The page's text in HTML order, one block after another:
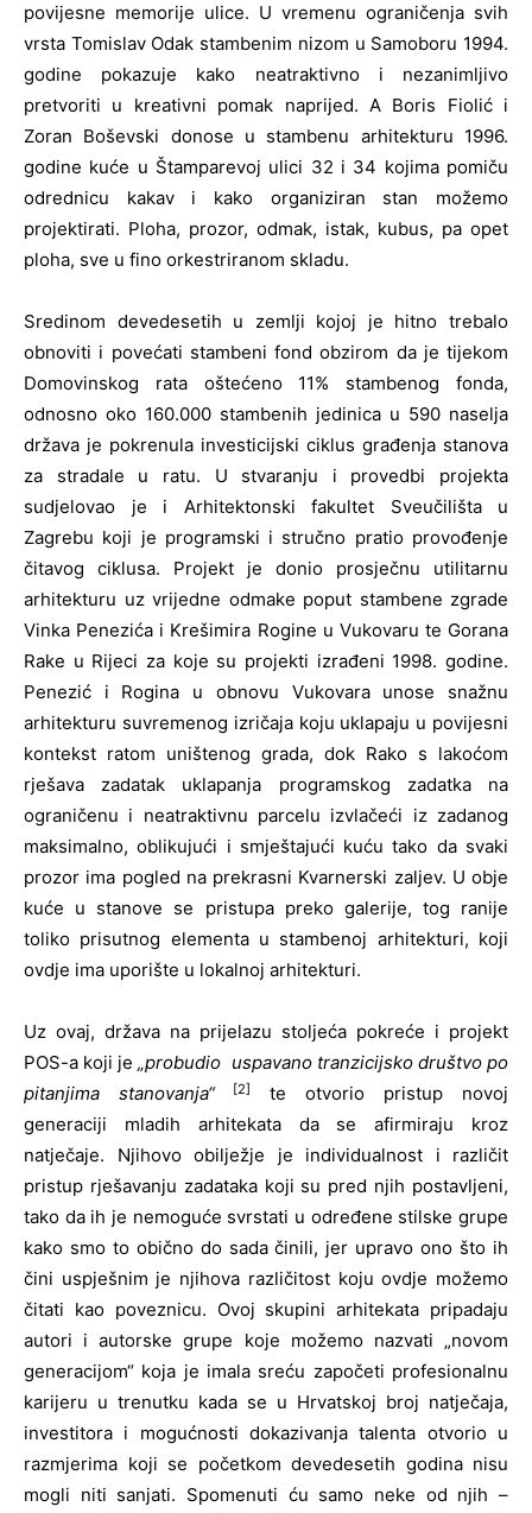
povijesne memorije ulice. U vremenu ograničenja svih
vrsta Tomislav Odak stambenim nizom u Samoboru 1994.
godine pokazuje kako neatraktivno i nezanimljivo
pretvoriti u kreativni pomak naprijed. A Boris Fiolić i
Zoran Boševski donose u stambenu arhitekturu 1996.
godine kuće u Štamparevoj ulici 32 i 34 kojima pomiču
odrednicu kakav i kako organiziran stan možemo
projektirati. Ploha, prozor, odmak, istak, kubus, pa opet
ploha, sve u fino orkestriranom skladu.
Sredinom devedesetih u zemlji kojoj je hitno trebalo
obnoviti i povećati stambeni fond obzirom da je tijekom
Domovinskog rata oštećeno 11% stambenog fonda,
odnosno oko 160.000 stambenih jedinica u 590 naselja
država je pokrenula investicijski ciklus građenja stanova
za stradale u ratu. U stvaranju i provedbi projekta
sudjelovao je i Arhitektonski fakultet Sveučilišta u
Zagrebu koji je programski i stručno pratio provođenje
čitavog ciklusa. Projekt je donio prosječnu utilitarnu
arhitekturu uz vrijedne odmake poput stambene zgrade
Vinka Penezića i Krešimira Rogine u Vukovaru te Gorana
Rake u Rijeci za koje su projekti izrađeni 1998. godine.
Penezić i Rogina u obnovu Vukovara unose snažnu
arhitekturu suvremenog izričaja koju uklapaju u povijesni
kontekst ratom uništenog grada, dok Rako s lakoćom
rješava zadatak uklapanja programskog zadatka na
ograničenu i neatraktivnu parcelu izvlačeći iz zadanog
maksimalno, oblikujući i smještajući kuću tako da svaki
prozor ima pogled na prekrasni Kvarnerski zaljev. U obje
kuće u stanove se pristupa preko galerije, tog ranije
toliko prisutnog elementa u stambenoj arhitekturi, koji
ovdje ima uporište u lokalnoj arhitekturi.
Uz ovaj, država na prijelazu stoljeća pokreće i projekt
POS-a koji je„probudio uspavano tranzicijsko društvo po
pitanjima stanovanja“[2]
te otvorio pristup novoj
generaciji mladih arhitekata da se afirmiraju kroz
natječaje. Njihovo obilježje je individualnost i različit
pristup rješavanju zadataka koji su pred njih postavljeni,
tako da ih je nemoguće svrstati u određene stilske grupe
kako smo to obično do sada činili, jer upravo ono što ih
čini uspješnim je njihova različitost koju ovdje možemo
čitati kao poveznicu. Ovoj skupini arhitekata pripadaju
autori i autorske grupe koje možemo nazvati „novom
generacijom“ koja je imala sreću započeti profesionalnu
karijeru u trenutku kada se u Hrvatskoj broj natječaja,
investitora i mogućnosti dokazivanja talenta otvorio u
razmjerima koji se početkom devedesetih godina nisu
mogli niti sanjati. Spomenuti ću samo neke od njih –